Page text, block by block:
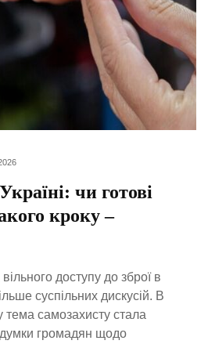
чи готові
кроку –
доступу до зброї в
суспільних дискусій. В
тема самозахисту стала
громадян щодо